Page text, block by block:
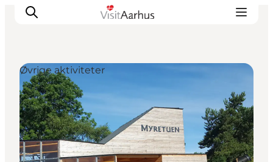
Oplevelser
Kalender
Byer og steder
Planlæg ferien
Øvrige aktiviteter